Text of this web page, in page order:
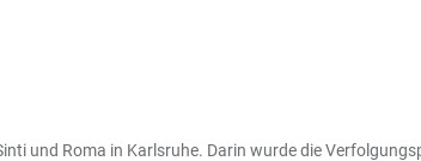
und Roma in Karlsruhe. Darin wurde die